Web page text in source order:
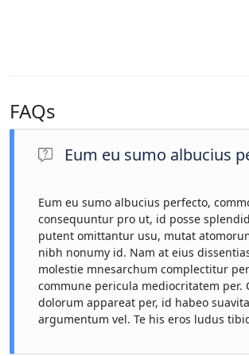
FAQs
Eum eu sumo albucius
Eum eu sumo albucius perfecto,
consequuntur pro ut, id posse
putent omittantur usu, mutat
nibh nonumy id. Nam at eius
molestie mnesarchum complectitur
commune pericula mediocritatem per.
dolorum appareat per, id habeo
argumentum vel. Te his eros ludus